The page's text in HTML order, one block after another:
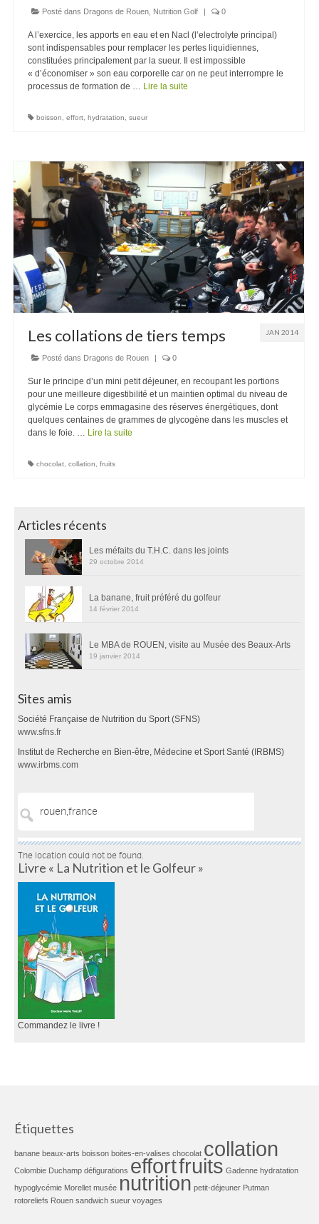
Posté dans Dragons de Rouen Nutrition Golf 0
A l’exercice, les apports en eau et en Nacl (l’electrolyte principal)
sont indispensables pour remplacer les pertes liquidiennes,
constituées principalement par la sueur. Il est impossible
« d’économiser » son eau corporelle car on ne peut interrompre le
processus de formation de … Lire la suite
boisson, effort, hydratation, sueur
JAN 2014
Les collations de tiers temps
Posté dans Dragons de Rouen 0
Sur le principe d’un mini petit déjeuner, en recoupant les portions
pour une meilleure digestibilité et un maintien optimal du niveau de
glycémie Le corps emmagasine des réserves énergétiques, dont
quelques centaines de grammes de glycogène dans les muscles et
dans le foie. … Lire la suite
chocolat, collation, fruits
Articles récents
Les méfaits du T.H.C. dans les joints
29 octobre 2014
La banane, fruit préféré du golfeur
14 février 2014
Le MBA de ROUEN, visite au Musée des Beaux-Arts
19 janvier 2014
Sites amis
Société Française de Nutrition du Sport (SFNS)
www.sfns.fr
Institut de Recherche en Bien-être, Médecine et Sport Santé (IRBMS)
www.irbms.com
The location could not be found.
Livre « La Nutrition et le Golfeur »
Commandez le livre !
Étiquettes
banane beaux-arts boisson boites-en-valises chocolat collation
Colombie Duchamp défigurations effortfruits Gadenne hydratation
hypoglycémie Morellet musée nutrition petit-déjeuner Putman
rotoreliefs Rouen sandwich sueur voyages